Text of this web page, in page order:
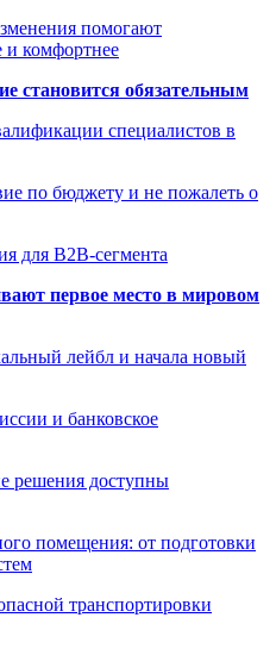
помогают
и комфортнее
становится обязательным
специалистов в
по бюджету и не пожалеть о
для B2B-сегмента
первое место в мировом
лейбл и начала новый
и банковское
решения доступны
помещения: от подготовки
транспортировки